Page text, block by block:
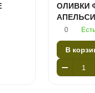
ОЛИВКИ
0
В